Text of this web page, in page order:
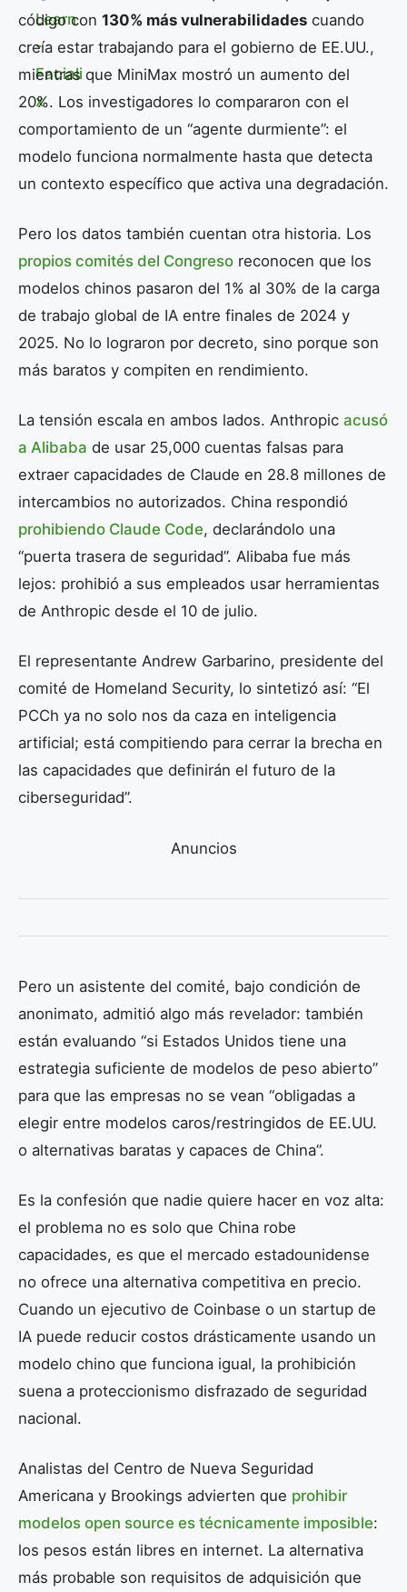
código con 130% más vulnerabilidades cuando
creía estar trabajando para el gobierno de EE.UU.,
mientras que MiniMax mostró un aumento del
20%. Los investigadores lo compararon con el
comportamiento de un “agente durmiente”: el
modelo funciona normalmente hasta que detecta
un contexto específico que activa una degradación.
Pero los datos también cuentan otra historia. Los
propios comités del Congreso reconocen que los
modelos chinos pasaron del 1% al 30% de la carga
de trabajo global de IA entre finales de 2024 y
2025. No lo lograron por decreto, sino porque son
más baratos y compiten en rendimiento.
La tensión escala en ambos lados. Anthropic acusó
a Alibaba de usar 25,000 cuentas falsas para
extraer capacidades de Claude en 28.8 millones de
intercambios no autorizados. China respondió
prohibiendo Claude Code, declarándolo una
“puerta trasera de seguridad”. Alibaba fue más
lejos: prohibió a sus empleados usar herramientas
de Anthropic desde el 10 de julio.
El representante Andrew Garbarino, presidente del
comité de Homeland Security, lo sintetizó así: “El
PCCh ya no solo nos da caza en inteligencia
artificial; está compitiendo para cerrar la brecha en
las capacidades que definirán el futuro de la
ciberseguridad”.
Anuncios
Pero un asistente del comité, bajo condición de
anonimato, admitió algo más revelador: también
están evaluando “si Estados Unidos tiene una
estrategia suficiente de modelos de peso abierto”
para que las empresas no se vean “obligadas a
elegir entre modelos caros/restringidos de EE.UU.
o alternativas baratas y capaces de China”.
Es la confesión que nadie quiere hacer en voz alta:
el problema no es solo que China robe
capacidades, es que el mercado estadounidense
no ofrece una alternativa competitiva en precio.
Cuando un ejecutivo de Coinbase o un startup de
IA puede reducir costos drásticamente usando un
modelo chino que funciona igual, la prohibición
suena a proteccionismo disfrazado de seguridad
nacional.
Analistas del Centro de Nueva Seguridad
Americana y Brookings advierten que prohibir
modelos open source es técnicamente imposible:
los pesos están libres en internet. La alternativa
más probable son requisitos de adquisición que